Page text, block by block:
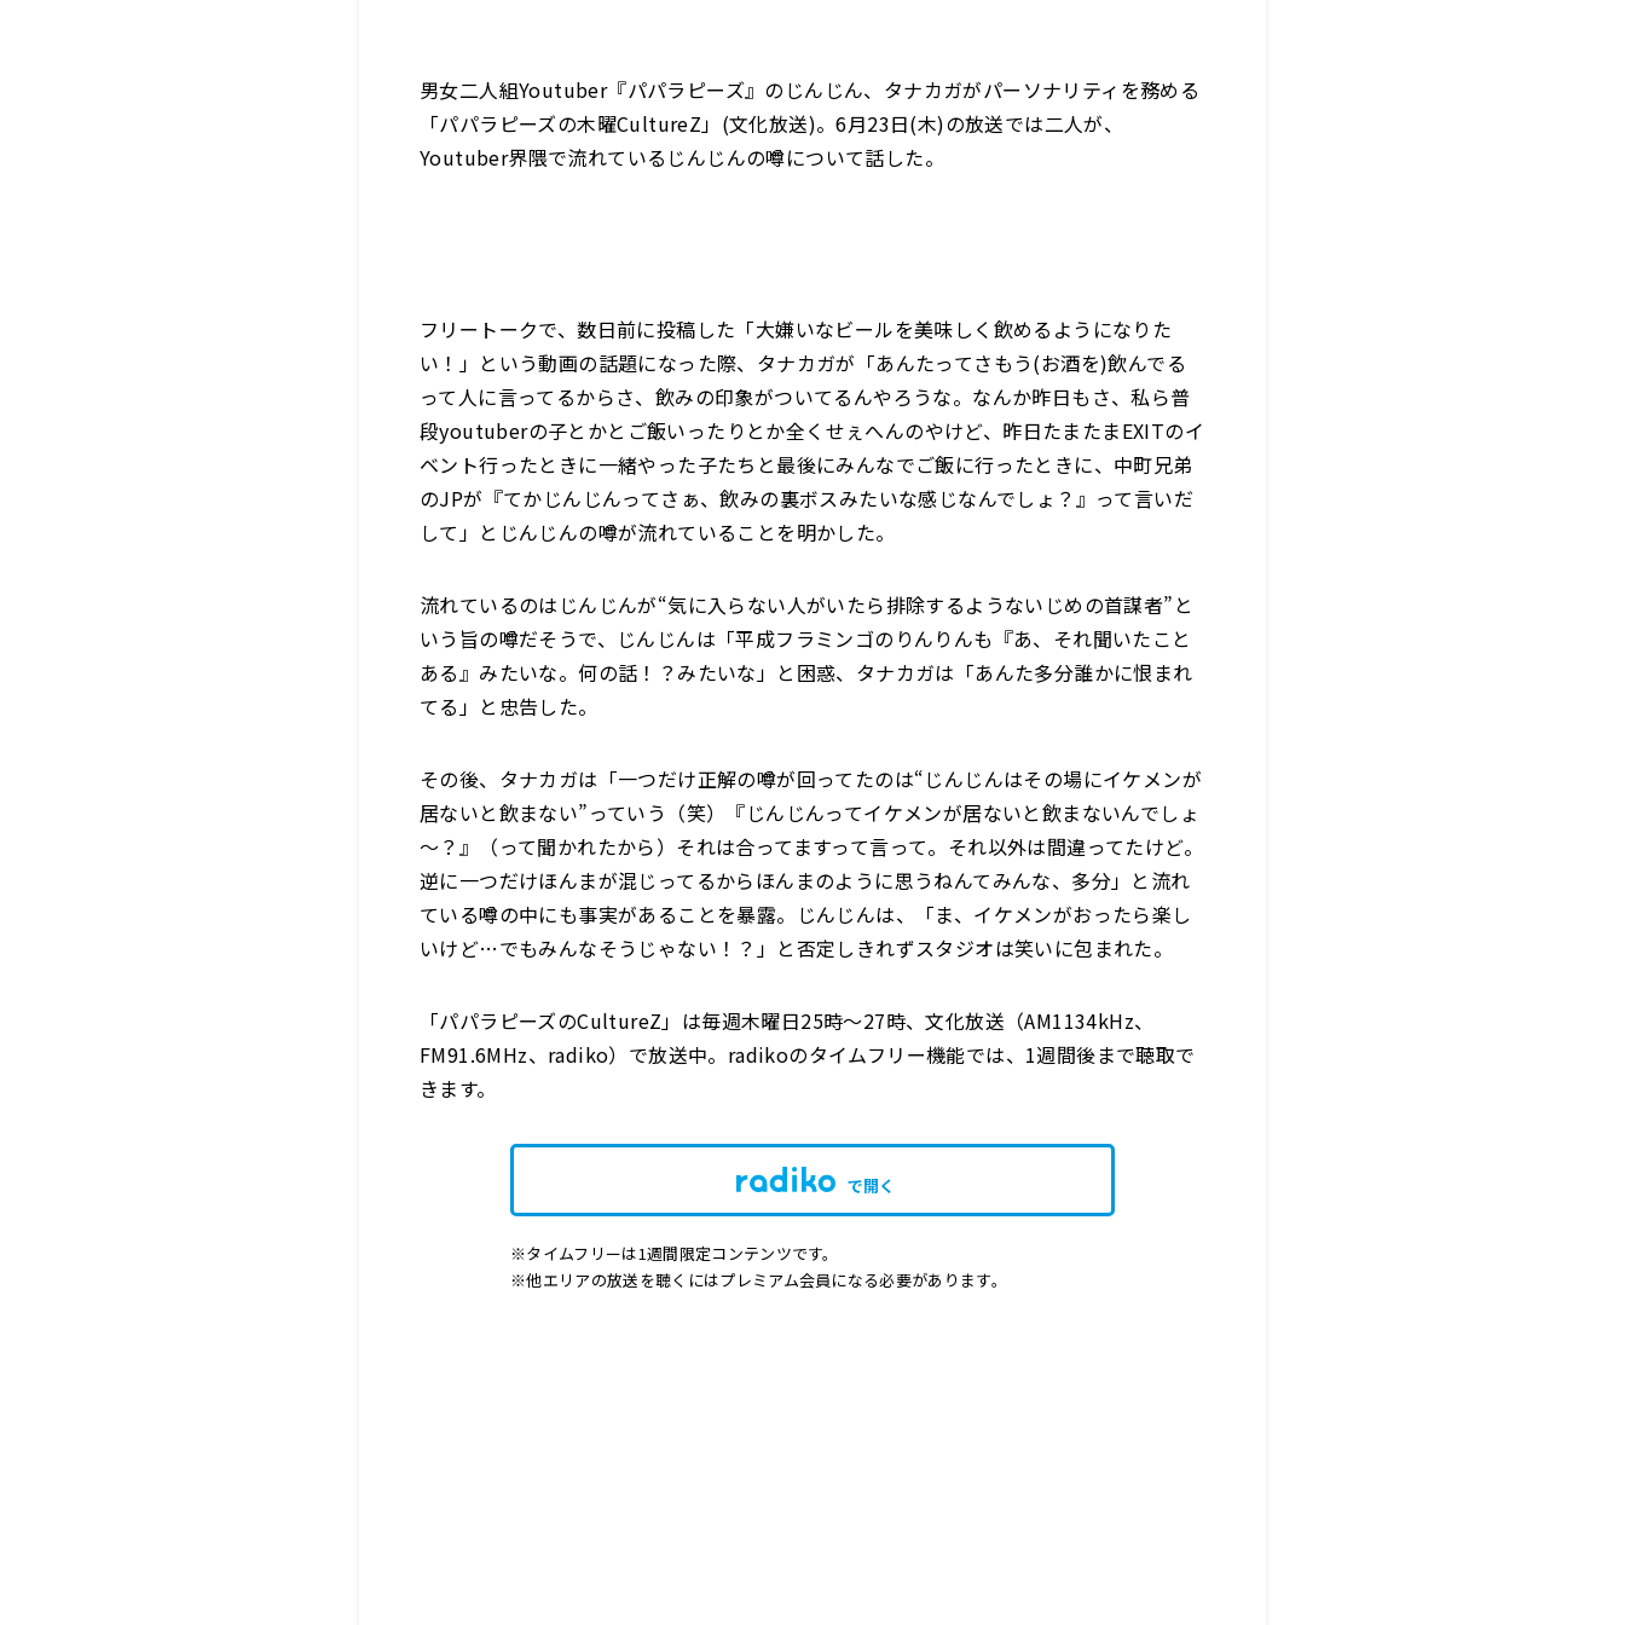
男女二人組Youtuber『パパラピーズ』のじんじん、タナカガがパーソナリティを務める
「パパラピーズの木曜CultureZ」(文化放送)。6月23日(木)の放送では二人が、
Youtuber界隈で流れているじんじんの噂について話した。
フリートークで、数日前に投稿した「大嫌いなビールを美味しく飲めるようになりた
い！」という動画の話題になった際、タナカガが「あんたってさもう(お酒を)飲んでる
って人に言ってるからさ、飲みの印象がついてるんやろうな。なんか昨日もさ、私ら普
段youtuberの子とかとご飯いったりとか全くせぇへんのやけど、昨日たまたまEXITのイ
ベント行ったときに一緒やった子たちと最後にみんなでご飯に行ったときに、中町兄弟
のJPが『てかじんじんってさぁ、飲みの裏ボスみたいな感じなんでしょ？』って言いだ
して」とじんじんの噂が流れていることを明かした。
流れているのはじんじんが“気に入らない人がいたら排除するようないじめの首謀者”と
いう旨の噂だそうで、じんじんは「平成フラミンゴのりんりんも『あ、それ聞いたこと
ある』みたいな。何の話！？みたいな」と困惑、タナカガは「あんた多分誰かに恨まれ
てる」と忠告した。
その後、タナカガは「一つだけ正解の噂が回ってたのは“じんじんはその場にイケメンが
居ないと飲まない”っていう（笑）『じんじんってイケメンが居ないと飲まないんでしょ
～？』（って聞かれたから）それは合ってますって言って。それ以外は間違ってたけど。
逆に一つだけほんまが混じってるからほんまのように思うねんてみんな、多分」と流れ
ている噂の中にも事実があることを暴露。じんじんは、「ま、イケメンがおったら楽し
いけど…でもみんなそうじゃない！？」と否定しきれずスタジオは笑いに包まれた。
「パパラピーズのCultureZ」は毎週木曜日25時～27時、文化放送（AM1134kHz、
FM91.6MHz、radiko）で放送中。radikoのタイムフリー機能では、1週間後まで聴取で
きます。
で開く
※タイムフリーは1週間限定コンテンツです。
※他エリアの放送を聴くにはプレミアム会員になる必要があります。